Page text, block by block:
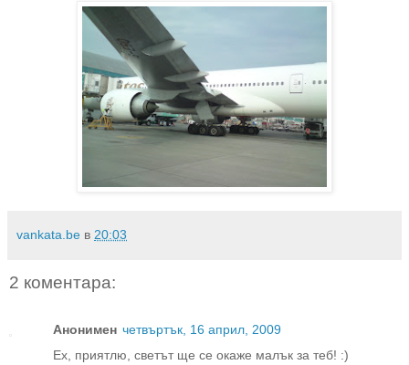
vankata.be в 20:03
2 коментара:
Анонимен четвъртък, 16 април, 2009
Eх, приятлю, светът ще се окаже малък за теб! :)